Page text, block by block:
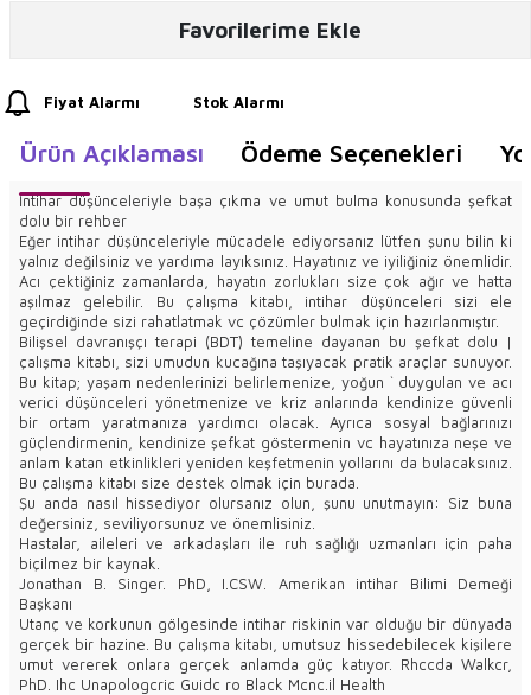
Favorilerime Ekle
Fiyat Alarmı Stok Alarmı
Ürün Açıklaması Ödeme Seçenekleri
İntihar düşünceleriyle başa çıkma ve umut bulma konusunda şefkat
dolu bir rehber
Eğer intihar düşünceleriyle mücadele ediyorsanız lütfen şunu bilin ki
yalnız değilsiniz ve yardıma layıksınız. Hayatınız ve iyiliğiniz önemlidir.
Acı çektiğiniz zamanlarda, hayatın zorlukları size çok ağır ve hatta
aşılmaz gelebilir. Bu çalışma kitabı, intihar düşünceleri sizi ele
geçirdiğinde sizi rahatlatmak vc çözümler bulmak için hazırlanmıştır.
Bilişsel davranışçı terapi (BDT) temeline dayanan bu şefkat dolu |
çalışma kitabı, sizi umudun kucağına taşıyacak pratik araçlar sunuyor.
Bu kitap; yaşam nedenlerinizi belirlemenize, yoğun ` duygulan ve acı
verici düşünceleri yönetmenize ve kriz anlarında kendinize güvenli
bir ortam yaratmanıza yardımcı olacak. Ayrıca sosyal bağlarınızı
güçlendirmenin, kendinize şefkat göstermenin vc hayatınıza neşe ve
anlam katan etkinlikleri yeniden keşfetmenin yollarını da bulacaksınız.
Bu çalışma kitabı size destek olmak için burada.
Şu anda nasıl hissediyor olursanız olun, şunu unutmayın: Siz buna
değersiniz, seviliyorsunuz ve önemlisiniz.
Hastalar, aileleri ve arkadaşları ile ruh sağlığı uzmanları için paha
biçilmez bir kaynak.
Jonathan B. Singer. PhD, I.CSW. Amerikan intihar Bilimi Demeği
Başkanı
Utanç ve korkunun gölgesinde intihar riskinin var olduğu bir dünyada
gerçek bir hazine. Bu çalışma kitabı, umutsuz hissedebilecek kişilere
umut vererek onlara gerçek anlamda güç katıyor. Rhccda Walkcr,
PhD. Ihc Unapologcric Guidc ro Black Mcnc.il Health